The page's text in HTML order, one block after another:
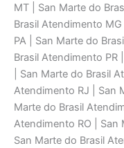
MT | San Marte do
Brasil Atendimento
PA | San Marte do
Brasil Atendimento PR
| San Marte do Brasil
Atendimento RJ | San
Marte do Brasil
Atendimento RO | San
San Marte do Brasil